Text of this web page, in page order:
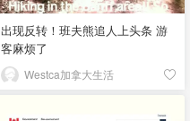
出现反转！班夫熊追人上头条 游
客麻烦了
Westca加拿大生活